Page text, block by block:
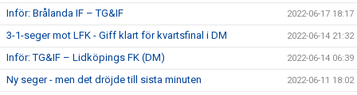
Inför: Brålanda IF – TG&IF 2022-06-17 18:17
3-1-seger mot LFK - Giff klart för kvartsfinal i DM 2022-06-14 21:32
Inför: TG&IF – Lidköpings FK (DM) 2022-06-14 06:39
Ny seger - men det dröjde till sista minuten 2022-06-11 18:02